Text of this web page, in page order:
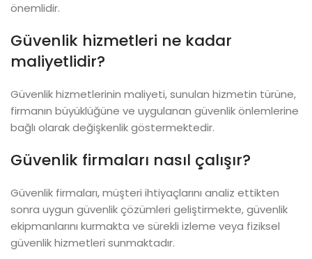
önemlidir.
Güvenlik hizmetleri ne kadar
maliyetlidir?
Güvenlik hizmetlerinin maliyeti, sunulan hizmetin türüne,
firmanın büyüklüğüne ve uygulanan güvenlik önlemlerine
bağlı olarak değişkenlik göstermektedir.
Güvenlik firmaları nasıl çalışır?
Güvenlik firmaları, müşteri ihtiyaçlarını analiz ettikten
sonra uygun güvenlik çözümleri geliştirmekte, güvenlik
ekipmanlarını kurmakta ve sürekli izleme veya fiziksel
güvenlik hizmetleri sunmaktadır.